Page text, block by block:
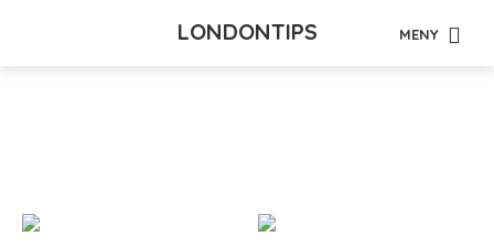
LONDONTIPS MENY